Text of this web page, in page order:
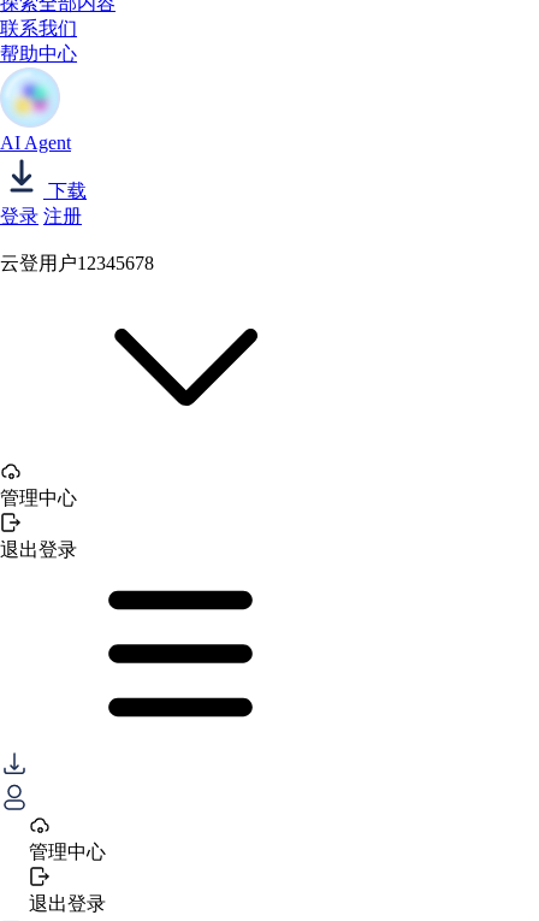
联系我们
帮助中心
AI Agent
下载
登录 注册
云登用户12345678
管理中心
退出登录
管理中心
退出登录